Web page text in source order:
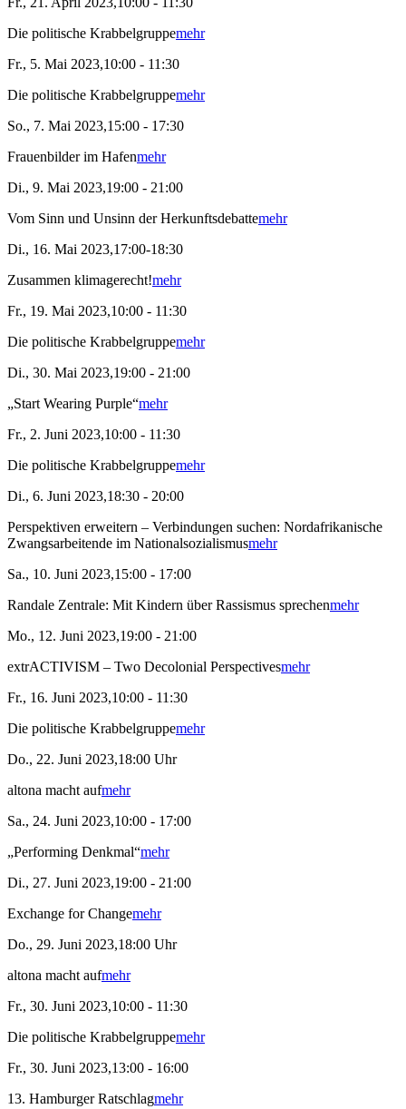
Die politische Krabbelgruppemehr
Fr., 5. Mai 2023,10:00 - 11:30
Die politische Krabbelgruppemehr
So., 7. Mai 2023,15:00 - 17:30
Frauenbilder im Hafenmehr
Di., 9. Mai 2023,19:00 - 21:00
Vom Sinn und Unsinn der Herkunftsdebattemehr
Di., 16. Mai 2023,17:00-18:30
Zusammen klimagerecht!mehr
Fr., 19. Mai 2023,10:00 - 11:30
Die politische Krabbelgruppemehr
Di., 30. Mai 2023,19:00 - 21:00
„Start Wearing Purple“mehr
Fr., 2. Juni 2023,10:00 - 11:30
Die politische Krabbelgruppemehr
Di., 6. Juni 2023,18:30 - 20:00
Perspektiven erweitern – Verbindungen suchen: Nordafrikanische
Zwangsarbeitende im Nationalsozialismusmehr
Sa., 10. Juni 2023,15:00 - 17:00
Randale Zentrale: Mit Kindern über Rassismus sprechenmehr
Mo., 12. Juni 2023,19:00 - 21:00
extrACTIVISM – Two Decolonial Perspectivesmehr
Fr., 16. Juni 2023,10:00 - 11:30
Die politische Krabbelgruppemehr
Do., 22. Juni 2023,18:00 Uhr
altona macht aufmehr
Sa., 24. Juni 2023,10:00 - 17:00
„Performing Denkmal“mehr
Di., 27. Juni 2023,19:00 - 21:00
Exchange for Changemehr
Do., 29. Juni 2023,18:00 Uhr
altona macht aufmehr
Fr., 30. Juni 2023,10:00 - 11:30
Die politische Krabbelgruppemehr
Fr., 30. Juni 2023,13:00 - 16:00
13. Hamburger Ratschlagmehr